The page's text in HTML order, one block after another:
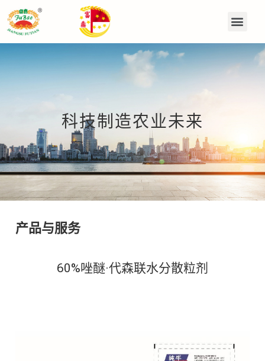
科技制造农业未来
产品与服务
60%唑醚·代森联水分散粒剂